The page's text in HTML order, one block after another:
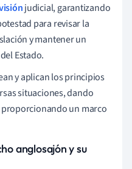
judicial, garantizando
para revisar la
y mantener un
Estado.
y aplican los principios
situaciones, dando
un marco
anglosajón y su